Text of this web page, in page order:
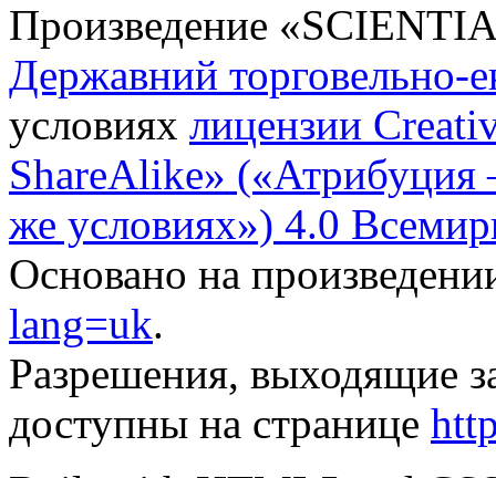
Произведение «
Державний торговельно-
условиях лицензии
ShareAlike»
же условиях») 4.0
Основано на
lang=uk.
Разрешения, выходящие
доступны на странице